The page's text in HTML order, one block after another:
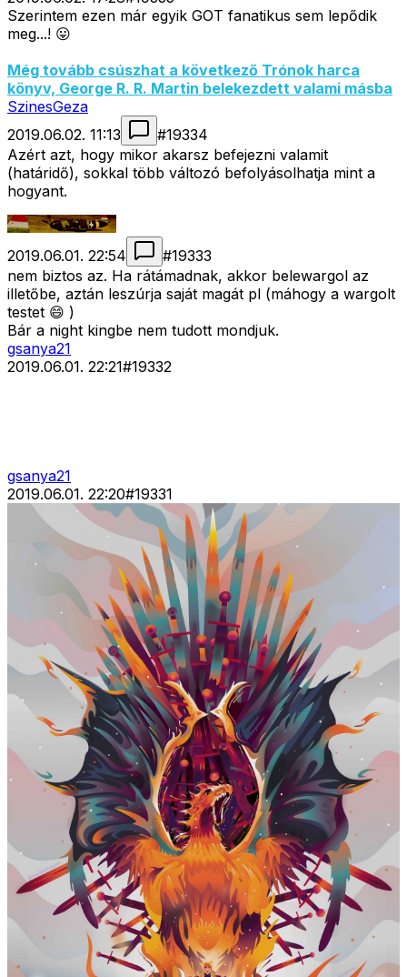
Szerintem ezen már egyik GOT fanatikus sem lepődik
meg...! 😛
Még tovább csúszhat a következő Trónok harca
könyv, George R. R. Martin belekezdett valami másba
SzinesGeza
2019.06.02. 11:13
#19334
Azért azt, hogy mikor akarsz befejezni valamit
(határidő), sokkal több változó befolyásolhatja mint a
hogyant.
2019.06.01. 22:54 #19333
nem biztos az. Ha rátámadnak, akkor belewargol az
illetőbe, aztán leszúrja saját magát pl (máhogy a wargolt
testet 😄 )
Bár a night kingbe nem tudott mondjuk.
gsanya21
2019.06.01. 22:21#19332
gsanya21
2019.06.01. 22:20#19331